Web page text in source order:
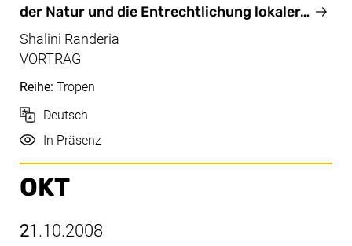
der Natur und die Entrechtlichung lokaler…
Shalini Randeria
VORTRAG
Reihe: Tropen
Sprache
Deutsch
Durchführung
In Präsenz
OKT
21 .10.2008